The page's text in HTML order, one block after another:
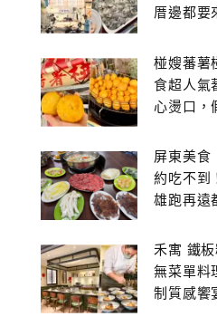
厝邊都要
椪嫂蕃薯
食超人氣
心燙口，
屏東美食
約吃不到
雄跑再遠
禾寓 鐵
無菜單料
制質感饗